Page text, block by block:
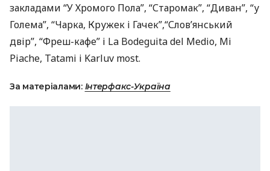
закладами “У Хромого Пола”, “Старомак”, “Диван”, “у
Голема”, “Чарка, Кружек і Гачек”,“Слов’янський
двір”, “Фреш-кафе” і La Bodeguita del Medio, Mi
Piache, Tatami і Karluv most.
За матеріалами: Інтерфакс-Україна